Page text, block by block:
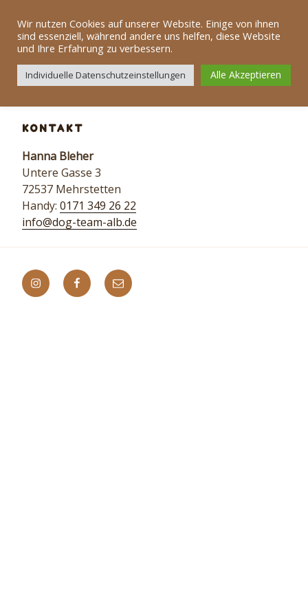
Inhalt
springenDog Team Alb
Menü
KONTAKT
Hanna Bleher
Untere Gasse 3
72537 Mehrstetten
Handy: 0171 349 26 22
info@dog-team-alb.de
InstagramFacebook
E-
Mail
Wir nutzen Cookies auf unserer Website. Einige von ihnen
sind essenziell, während andere uns helfen, diese Website
und Ihre Erfahrung zu verbessern.
Individuelle Datenschutzeinstellungen Alle Akzeptieren